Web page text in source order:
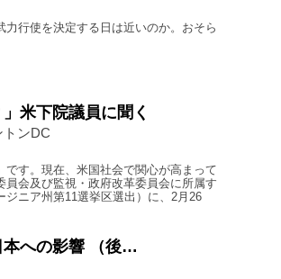
行使を決定する日は近いのか。おそら
米下院議員に聞く
ンDC
す。現在、米国社会で関心が高まって
会及び監視・政府改革委員会に所属す
ニア州第11選挙区選出）に、2月26
本への影響 （後…